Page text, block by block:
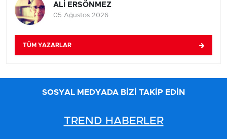
ALİ ERSÖNMEZ
05 Ağustos 2026
TÜM YAZARLAR
SOSYAL MEDYADA BİZİ TAKİP EDİN
TREND HABERLER